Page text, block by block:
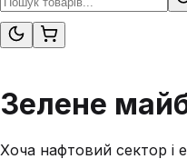
Зелене
Хоча нафтовий сектор і